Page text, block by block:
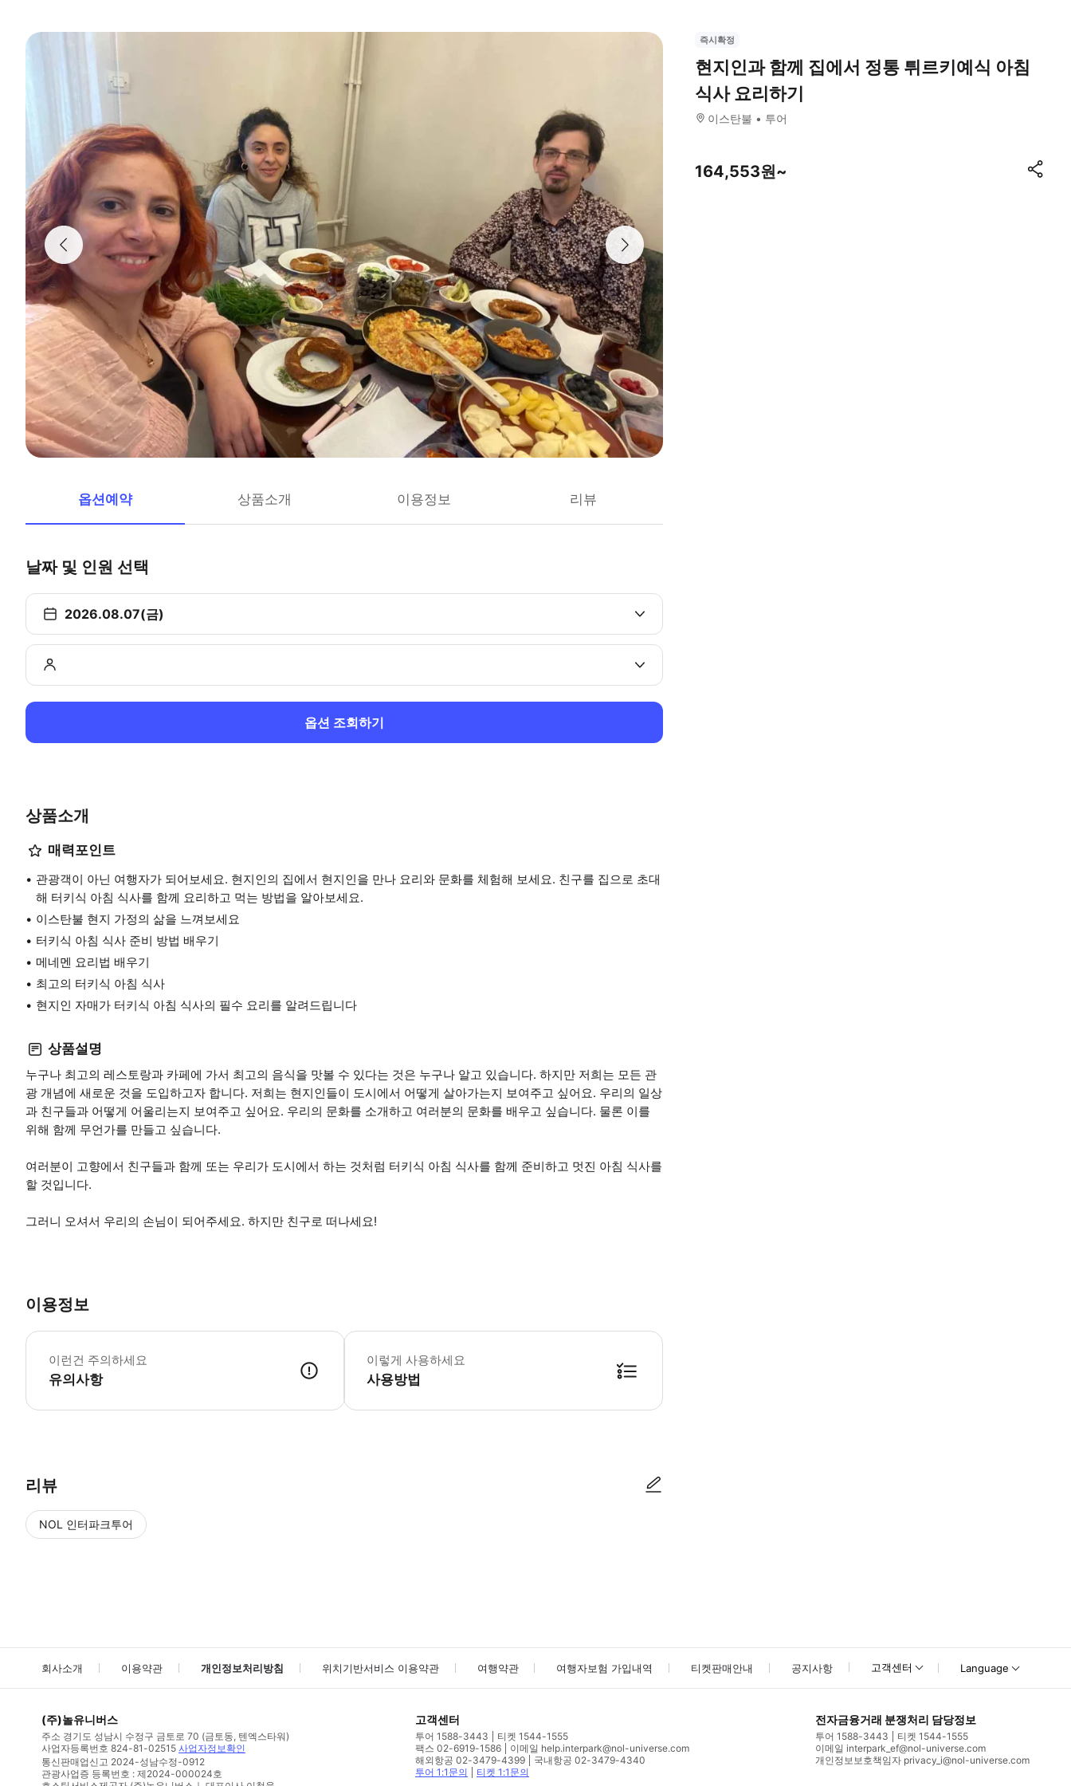
옵션예약 상품소개 이용정보 리뷰
날짜 및 인원 선택
2026.08.07(금)
옵션 조회하기
상품소개
매력포인트
관광객이 아닌 여행자가 되어보세요. 현지인의 집에서 현지인을 만나 요리와 문화를 체험해 보세요. 친구를 집으로 초대
해 터키식 아침 식사를 함께 요리하고 먹는 방법을 알아보세요.
이스탄불 현지 가정의 삶을 느껴보세요
터키식 아침 식사 준비 방법 배우기
메네멘 요리법 배우기
최고의 터키식 아침 식사
현지인 자매가 터키식 아침 식사의 필수 요리를 알려드립니다
상품설명
누구나 최고의 레스토랑과 카페에 가서 최고의 음식을 맛볼 수 있다는 것은 누구나 알고 있습니다. 하지만 저희는 모든 관
광 개념에 새로운 것을 도입하고자 합니다. 저희는 현지인들이 도시에서 어떻게 살아가는지 보여주고 싶어요. 우리의 일상
과 친구들과 어떻게 어울리는지 보여주고 싶어요. 우리의 문화를 소개하고 여러분의 문화를 배우고 싶습니다. 물론 이를
위해 함께 무언가를 만들고 싶습니다.
여러분이 고향에서 친구들과 함께 또는 우리가 도시에서 하는 것처럼 터키식 아침 식사를 함께 준비하고 멋진 아침 식사를
할 것입니다.
그러니 오셔서 우리의 손님이 되어주세요. 하지만 친구로 떠나세요!
이용정보
이런건 주의하세요
유의사항
음식 알레르기 또는 식단 제한이 있는 경우, 사전에 알려주시기 바랍니다. * 소요시간 : 150분 (옵션에 따라 소요 시간이 다를 수 있으니, 예약 시 확인 부탁드
이렇게 사용하세요
사용방법
리뷰
NOL 인터파크투어
즉시확정
현지인과 함께 집에서 정통 튀르키예식 아침
식사 요리하기
이스탄불 투어
164,553원~
회사소개 이용약관 개인정보처리방침 위치기반서비스 이용약관 여행약관 여행자보험 가입내역 티켓판매안내 공지사항 고객센터 Language
(주)놀유니버스
주소 경기도 성남시 수정구 금토로 70 (금토동, 텐엑스타워)
사업자등록번호 824-81-02515 사업자정보확인
통신판매업신고 2024-성남수정-0912
관광사업증 등록번호 : 제2024-000024호
고객센터
투어 1588-3443
티켓 1544-1555
팩스 02-6919-1586
이메일 help.interpark@nol-universe.com
해외항공 02-3479-4399
국내항공 02-3479-4340
투어 1:1문의
티켓 1:1문의
전자금융거래 분쟁처리 담당정보
투어 1588-3443
티켓 1544-1555
이메일 interpark_ef@nol-universe.com
개인정보보호책임자 privacy_i@nol-universe.com